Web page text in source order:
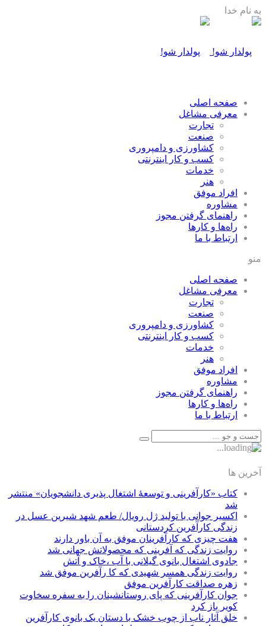
به نام خدا
صفحه اصلی
معرفی مشاغل
تجارت
صنعت
كشاورزی و دامپروری
كسب و كار اينترنتی
خدمات
هنر
افراد موفق
مشاوره
راهنمای گرفتن مجوز
راه‌ها و كارها
ارتباط با ما
منو
صفحه اصلی
معرفی مشاغل
تجارت
صنعت
كشاورزی و دامپروری
كسب و كار اينترنتی
خدمات
هنر
افراد موفق
مشاوره
راهنمای گرفتن مجوز
راه‌ها و كارها
ارتباط با ما
آخرین ها
کتاب «کارآفرینی و توسعۀ اشتغال پذیری دانشجویان» منتشر
شد
اکسیر جوانی با تولید ژل رویال/ طعم شهد شیرین عسل‌ در
زندگی کارآفرین کردستانی
هفت چیزی که کارآفرینان موفق به آن باور دارند
روایت زندگی که آفرینی که محصولاتش جهانی شد
جادوی اشتغال بانوی گیلانی با آب ،خاک و آتش
روایت زندگی همسر شهیدی که کا رآفرین موفق شد
زهره صداقت کارآفرین موفق
جوان کارآفرینی که پای روستانشینان را به سفره سخاوت
کویر باز کرد
خلق آثار ناب از چوب خشک با دستان یک بانوی کارآفرین